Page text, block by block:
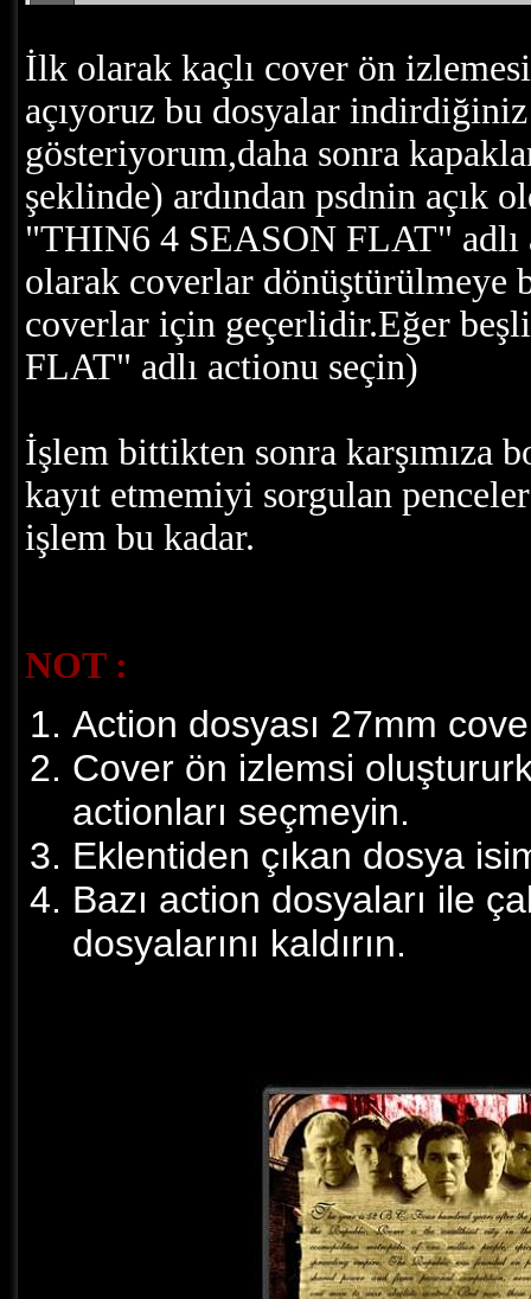
İlk olarak kaçlı cover ön
açıyoruz bu dosyalar
gösteriyorum,daha sonra
şeklinde) ardından psdnin açık
"THIN6 4 SEASON FLAT" adlı
olarak coverlar dönüştürülmeye
coverlar için geçerlidir.Eğer
FLAT" adlı actionu seçin)
İşlem bittikten sonra karşımıza
kayıt etmemiyi sorgulan
işlem bu kadar.
NOT :
Action dosyası 27mm
Cover ön izlemsi
actionları seçmeyin.
Eklentiden çıkan dosya
Bazı action dosyaları ile
dosyalarını kaldırın.